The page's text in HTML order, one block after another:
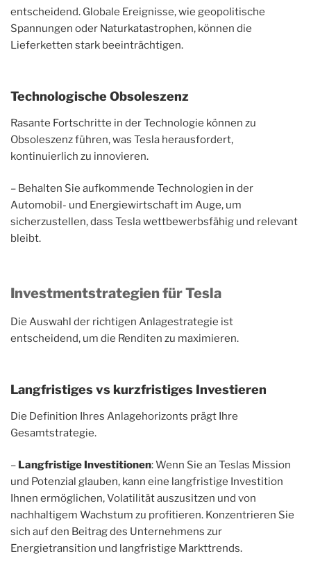
entscheidend. Globale Ereignisse, wie geopolitische
Spannungen oder Naturkatastrophen, können die
Lieferketten stark beeinträchtigen.
Technologische Obsoleszenz
Rasante Fortschritte in der Technologie können zu
Obsoleszenz führen, was Tesla herausfordert,
kontinuierlich zu innovieren.
– Behalten Sie aufkommende Technologien in der
Automobil- und Energiewirtschaft im Auge, um
sicherzustellen, dass Tesla wettbewerbsfähig und relevant
bleibt.
Investmentstrategien für Tesla
Die Auswahl der richtigen Anlagestrategie ist
entscheidend, um die Renditen zu maximieren.
Langfristiges vs kurzfristiges Investieren
Die Definition Ihres Anlagehorizonts prägt Ihre
Gesamtstrategie.
– Langfristige Investitionen: Wenn Sie an Teslas Mission
und Potenzial glauben, kann eine langfristige Investition
Ihnen ermöglichen, Volatilität auszusitzen und von
nachhaltigem Wachstum zu profitieren. Konzentrieren Sie
sich auf den Beitrag des Unternehmens zur
Energietransition und langfristige Markttrends.